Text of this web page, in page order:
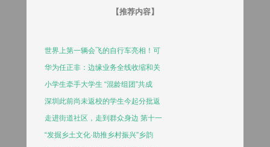
【推荐内容】
世界上第一辆会飞的自行车亮相！可
华为任正非：边缘业务全线收缩和关
小学生牵手大学生 “混龄组团”共成
深圳此前尚未返校的学生今起分批返
走进街道社区，走到群众身边 第十一
“发掘乡土文化·助推乡村振兴”乡韵